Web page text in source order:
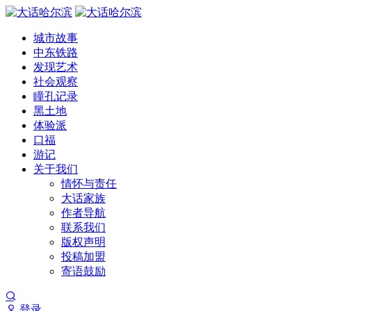
城市故事
中东铁路
发现艺术
社会观察
瞳孔记录
黑土地
体验派
口福
游记
关于我们
情怀与责任
大话家族
作者导航
联系我们
版权声明
投稿加盟
寄语鼓励